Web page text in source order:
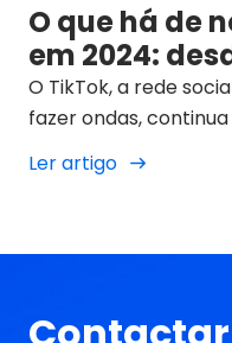
O que há de
em 2024:
sua
sua inserção
geopolítico?
O TikTok, a rede
fazer ondas,
capacidade de
exigências dos seus
espectadores.
Ler artigo